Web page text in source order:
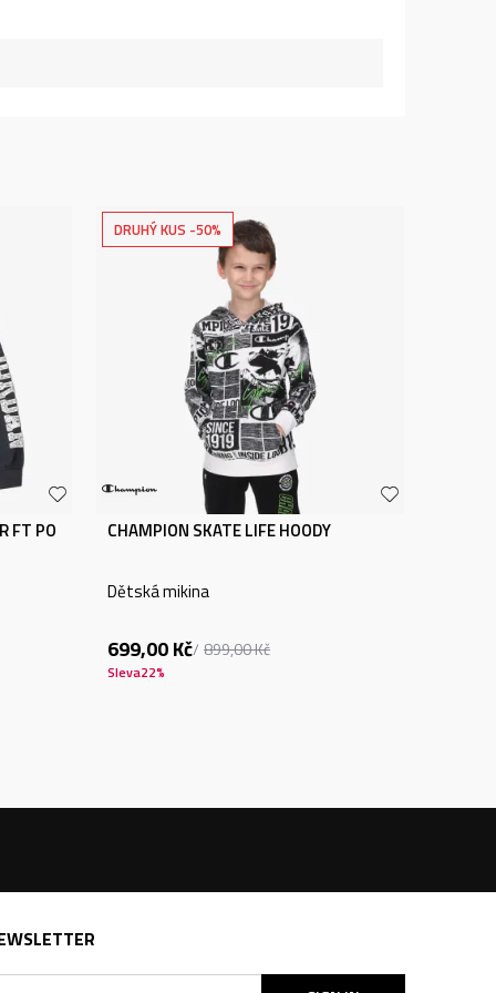
FT PO
DRUHÝ KUS -50%
CHAMPION SKATE LIFE HOODY
Dětská mikina
699,00Kč 899,00Kč
Sleva22%